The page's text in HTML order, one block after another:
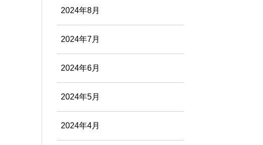
2024年8月
2024年7月
2024年6月
2024年5月
2024年4月